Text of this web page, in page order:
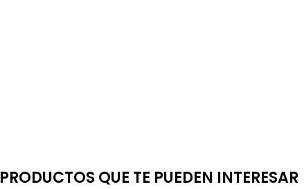
PRODUCTOS QUE TE PUEDEN INTERESAR